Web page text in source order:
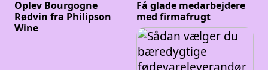
Oplev Bourgogne
Rødvin fra Philipson
Wine
Få glade medarbejdere
med firmafrugt